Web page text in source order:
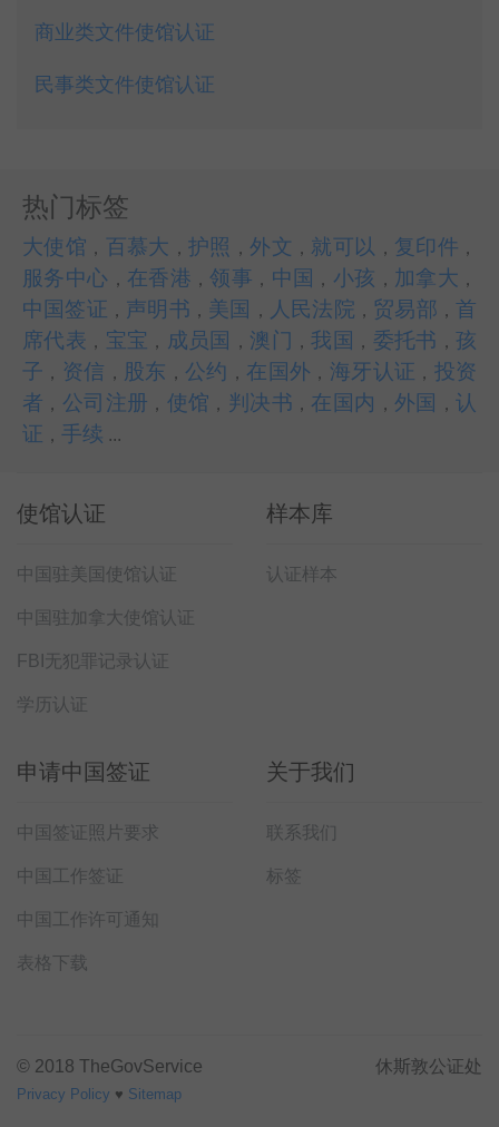
商业类文件使馆认证
民事类文件使馆认证
热门标签
大使馆 ， 百慕大 ，护照 ，外文 ， 就可以 ， 复印件 ，
服务中心 ， 在香港 ，领事 ， 中国 ， 小孩 ， 加拿大 ，
中国签证 ， 声明书 ， 美国 ， 人民法院 ， 贸易部 ，首
席代表 ， 宝宝 ， 成员国 ， 澳门 ，我国 ， 委托书 ， 孩
子 ， 资信 ， 股东 ， 公约 ， 在国外 ， 海牙认证 ， 投资
者 ， 公司注册 ， 使馆 ， 判决书 ， 在国内 ， 外国 ，认
证 ， 手续 ...
使馆认证
中国驻美国使馆认证
中国驻加拿大使馆认证
FBI无犯罪记录认证
学历认证
样本库
认证样本
申请中国签证
中国签证照片要求
中国工作签证
中国工作许可通知
表格下载
关于我们
联系我们
标签
© 2018 TheGovService
Privacy Policy ♥ Sitemap
休斯敦公证处